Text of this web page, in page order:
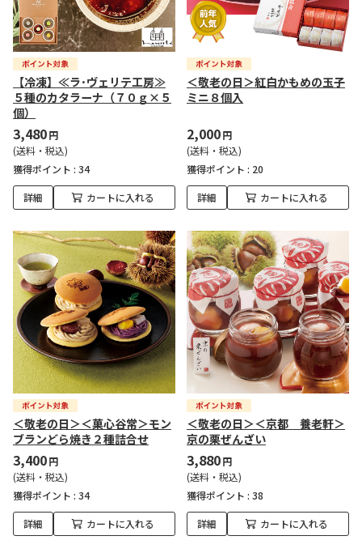
【冷凍】≪ラ･ヴェリテ工房≫
５種のカタラーナ（７０ｇ×５
個）
3,480円
(送料・税込)
獲得ポイント : 34
詳細 カートに入れる
＜敬老の日＞紅白かもめの玉子
ミニ８個入
2,000円
(送料・税込)
獲得ポイント : 20
詳細 カートに入れる
＜敬老の日＞＜菓心谷常＞モン
ブランどら焼き２種詰合せ
3,400円
(送料・税込)
獲得ポイント : 34
詳細 カートに入れる
＜敬老の日＞＜京都 養老軒＞
京の栗ぜんざい
3,880円
(送料・税込)
獲得ポイント : 38
詳細 カートに入れる